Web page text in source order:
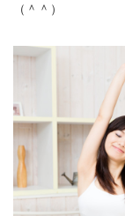
（＾＾）